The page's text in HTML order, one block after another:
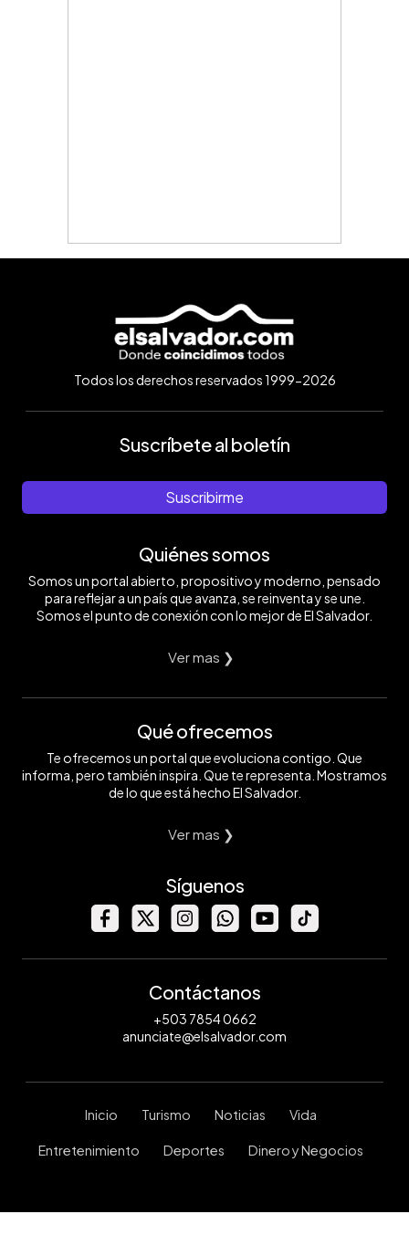
Todos los derechos reservados 1999-2026
Suscríbete al boletín
Suscribirme
Quiénes somos
Somos un portal abierto, propositivo y moderno, pensado
para reflejar a un país que avanza, se reinventa y se une.
Somos el punto de conexión con lo mejor de El Salvador.
Ver mas ❯
Qué ofrecemos
Te ofrecemos un portal que evoluciona contigo. Que
informa, pero también inspira. Que te representa. Mostramos
de lo que está hecho El Salvador.
Ver mas ❯
Síguenos
Contáctanos
+503 7854 0662
anunciate@elsalvador.com
Inicio Turismo Noticias Vida
Entretenimiento Deportes Dinero y Negocios